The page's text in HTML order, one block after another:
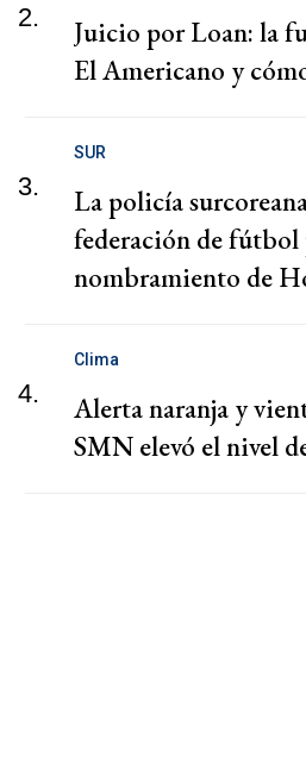
2.
Juicio por Loan: la
El Americano y
3.
SUR
La policía
federación de fútbol
nombramiento de
4.
Clima
Alerta naranja y
SMN elevó el nivel